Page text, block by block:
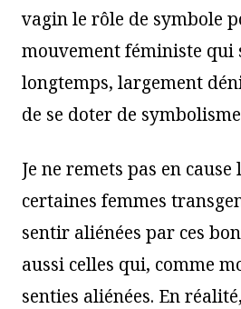
vagin le rôle de symbole
mouvement féministe qui
longtemps, largement
de se doter de
Je ne remets pas en
certaines femmes
sentir aliénées par ces
aussi celles qui, comme
senties aliénées. En